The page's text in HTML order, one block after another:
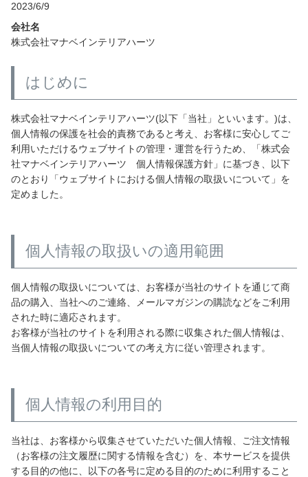
最短発送
カテゴリから探す
ソファ
テレビ台・リビング家具
椅子・チェア
食器棚・キッチン収納
収納家具
学習机
2023/6/9
会社名
株式会社マナベインテリアハーツ
はじめに
株式会社マナベインテリアハーツ(以下「当社」といいます。)は、
個人情報の保護を社会的責務であると考え、お客様に安心してご
利用いただけるウェブサイトの管理・運営を行うため、「株式会
社マナベインテリアハーツ 個人情報保護方針」に基づき、以下
のとおり「ウェブサイトにおける個人情報の取扱いについて」を
定めました。
個人情報の取扱いの適用範囲
個人情報の取扱いについては、お客様が当社のサイトを通じて商
品の購入、当社へのご連絡、メールマガジンの購読などをご利用
された時に適応されます。
お客様が当社のサイトを利用される際に収集された個人情報は、
当個人情報の取扱いについての考え方に従い管理されます。
個人情報の利用目的
当社は、お客様から収集させていただいた個人情報、ご注文情報
（お客様の注文履歴に関する情報を含む）を、本サービスを提供
する目的の他に、以下の各号に定める目的のために利用すること